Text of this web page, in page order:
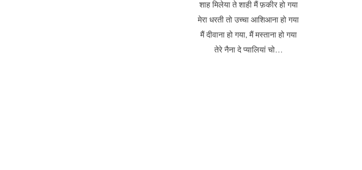
शाह मिलेया ते शाही मैं फ़कीर हो गया
मेरा धरती तो उच्चा आशिआना हो गया
मैं दीवाना हो गया, मैं मस्ताना हो गया
तेरे नैना दे प्यालियां चो…